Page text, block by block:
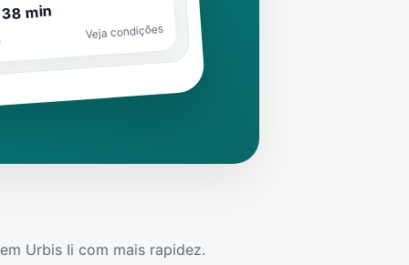
min
Veja condições
Urbis Ii com mais rapidez.